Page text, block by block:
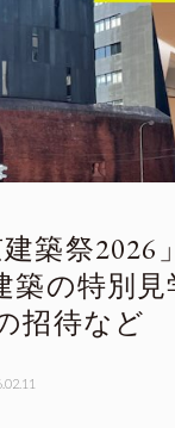
建築祭
築の特別
招待など